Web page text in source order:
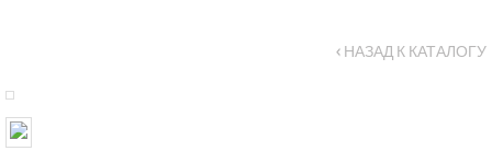
‹ НАЗАД К КАТАЛОГУ